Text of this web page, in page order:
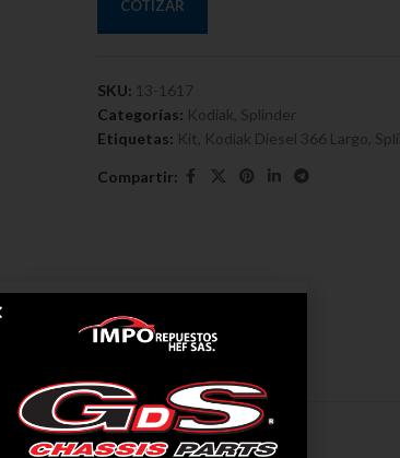
COTIZAR
SKU: 13-1617
Categorías: Kodiak Splinder
Etiquetas: Kit Kodiak Diesel 366 Largo
Compartir:
DESCRIPCIÓN